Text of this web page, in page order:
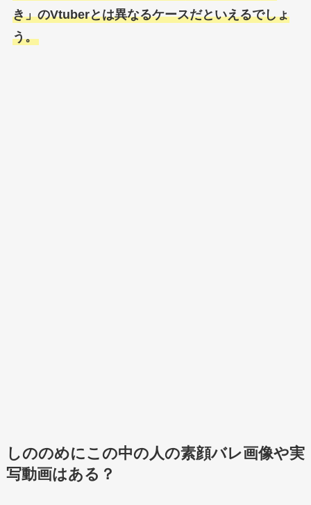
き」のVtuberとは異なるケースだといえるでしょ
う。
しののめにこの中の人の素顔バレ画像や実
写動画はある？